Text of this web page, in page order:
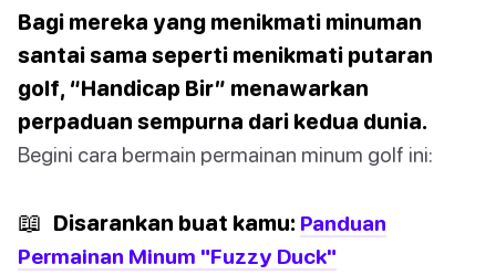
Bagi mereka yang menikmati minuman
santai sama seperti menikmati putaran
golf, “Handicap Bir” menawarkan
perpaduan sempurna dari kedua dunia.
Begini cara bermain permainan minum golf ini:
📖 Disarankan buat kamu: Panduan
Permainan Minum "Fuzzy Duck"